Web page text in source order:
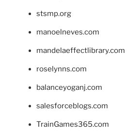
stsmp.org
manoelneves.com
mandelaeffectlibrary.com
roselynns.com
balanceyoganj.com
salesforceblogs.com
TrainGames365.com